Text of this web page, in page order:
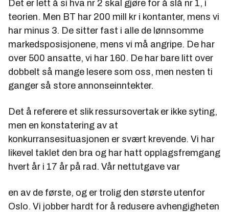
Det er lett å si hva nr 2 skal gjøre for å slå nr 1, i
teorien. Men BT har 200 mill kr i kontanter, mens vi
har minus 3. De sitter fast i alle de lønnsomme
markedsposisjonene, mens vi må angripe. De har
over 500 ansatte, vi har 160. De har bare litt over
dobbelt så mange lesere som oss, men nesten ti
ganger så store annonseinntekter.
Det å referere et slik ressursovertak er ikke syting,
men en konstatering av at
konkurransesituasjonen er svært krevende. Vi har
likevel taklet den bra og har hatt opplagsfremgang
hvert år i 17 år på rad. Vår nettutgave var
en av de første, og er trolig den største utenfor
Oslo. Vi jobber hardt for å redusere avhengigheten